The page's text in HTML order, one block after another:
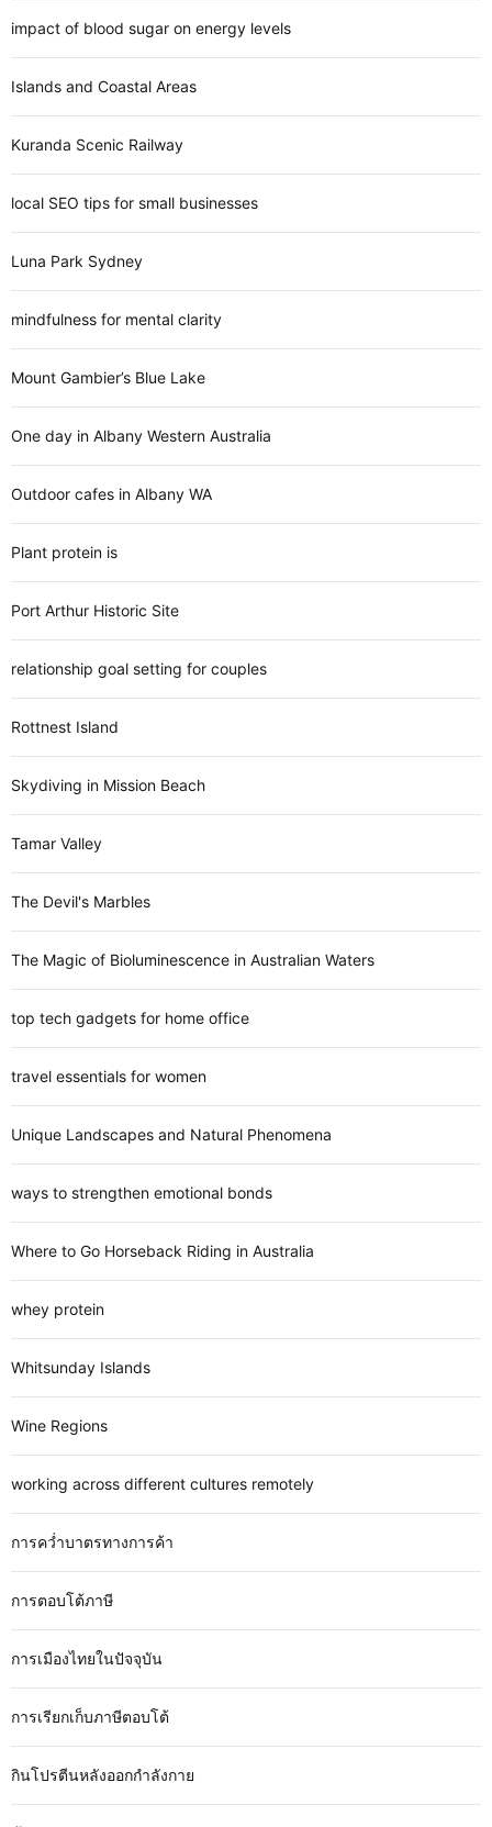
impact of blood sugar on energy levels
Islands and Coastal Areas
Kuranda Scenic Railway
local SEO tips for small businesses
Luna Park Sydney
mindfulness for mental clarity
Mount Gambier’s Blue Lake
One day in Albany Western Australia
Outdoor cafes in Albany WA
Plant protein is
Port Arthur Historic Site
relationship goal setting for couples
Rottnest Island
Skydiving in Mission Beach
Tamar Valley
The Devil's Marbles
The Magic of Bioluminescence in Australian Waters
top tech gadgets for home office
travel essentials for women
Unique Landscapes and Natural Phenomena
ways to strengthen emotional bonds
Where to Go Horseback Riding in Australia
whey protein
Whitsunday Islands
Wine Regions
working across different cultures remotely
การคว่ำบาตรทางการค้า
การตอบโต้ภาษี
การเมืองไทยในปัจจุบัน
การเรียกเก็บภาษีตอบโต้
กินโปรตีนหลังออกกำลังกาย